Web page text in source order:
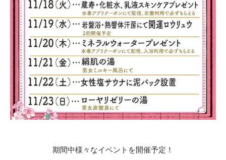
期間中様々なイベントを開催予定！